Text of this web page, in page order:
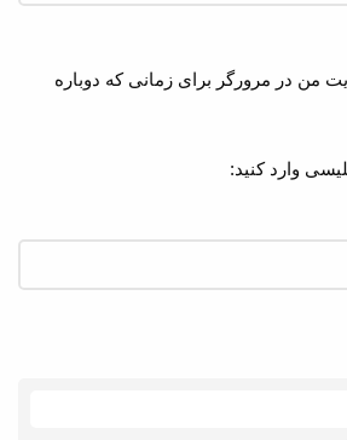
من در مرورگر برای زمانی که دوباره
وارد کنید: